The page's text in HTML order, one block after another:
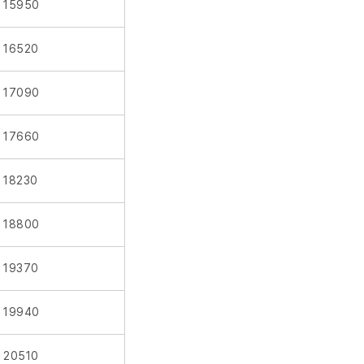
15950
16520
17090
17660
18230
18800
19370
19940
20510